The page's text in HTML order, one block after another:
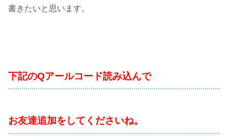
書きたいと思います。
下記のQアールコード読み込んで
お友達追加をしてくださいね。